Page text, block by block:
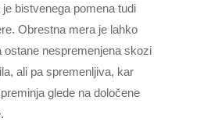
bistvenega pomena tudi
Obrestna mera je lahko
ostane nespremenjena skozi
ali pa spremenljiva, kar
glede na določene